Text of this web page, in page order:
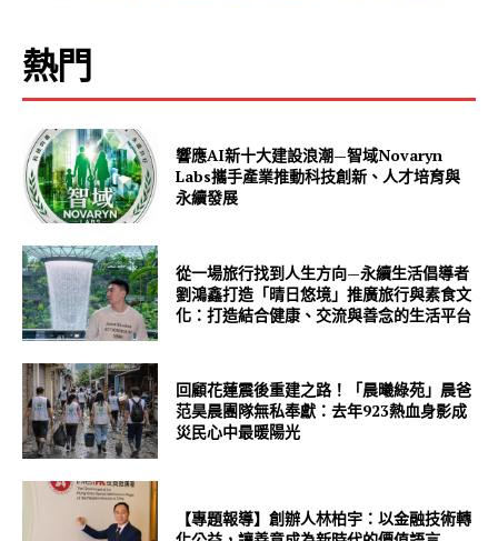
熱門
響應AI新十大建設浪潮—智域Novaryn
Labs攜手產業推動科技創新、人才培育與
永續發展
從一場旅行找到人生方向—永續生活倡導者
劉鴻鑫打造「晴日悠境」推廣旅行與素食文
化：打造結合健康、交流與善念的生活平台
回顧花蓮震後重建之路！「晨曦綠苑」晨爸
范昊晨團隊無私奉獻：去年923熱血身影成
災民心中最暖陽光
【專題報導】創辦人林柏宇：以金融技術轉